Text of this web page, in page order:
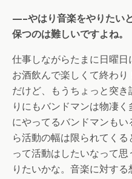
—–やはり音楽をやりたい
保つのは難しいですよね。
仕事しながらたまに日曜
お酒飲んで楽しくて終わ
だけど、もうちょっと突
りにもバンドマンは物凄
にやってるバンドマンも
ら活動の幅は限られてく
って活動はしたいなって
りたいかな。音楽に対する